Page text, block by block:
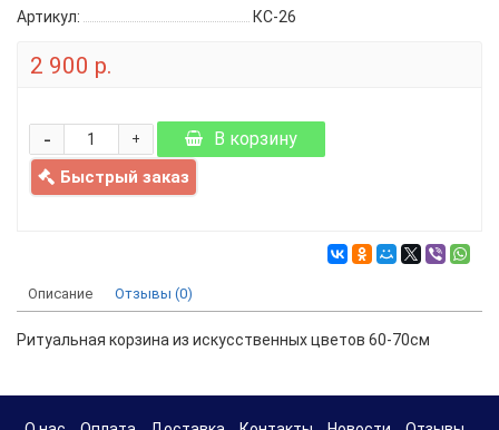
Артикул:
КС-26
2 900 р.
+
- В корзину
Быстрый заказ
Описание Отзывы (0)
Ритуальная корзина из искусственных цветов 60-70см